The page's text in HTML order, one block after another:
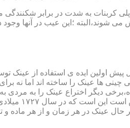
کربنات به شدت در برابر شکنندگی
؛این عیب در آنها وجود
اولین ایده ی استفاده از عینک
ها عینک را ساخته اند اما نه
گوی شیشه ای
عینک در هر زمان و از هر ماده و